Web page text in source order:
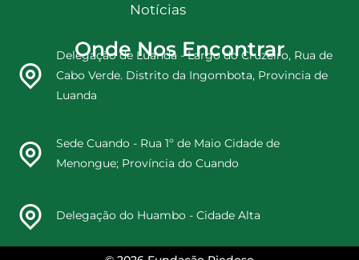
Notícias
Onde Nos Encontrar
Delegação de Luanda - Largo do Cruzeiro, Rua de
Cabo Verde. Distrito da Ingombota, Provincia de
Luanda
Sede Cuando - Rua 1º de Maio Cidade de
Menongue; Província do Cuando
Delegação do Huambo - Cidade Alta